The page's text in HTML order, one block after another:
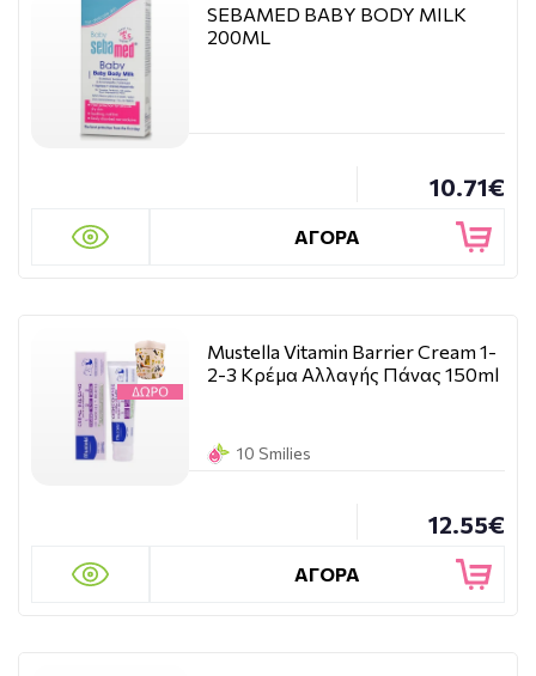
SEBAMED BABY BODY MILK
200ML
10.71€
ΑΓΟΡΑ
Mustella Vitamin Barrier Cream 1-
2-3 Κρέμα Αλλαγής Πάνας 150ml
10 Smilies
12.55€
ΑΓΟΡΑ